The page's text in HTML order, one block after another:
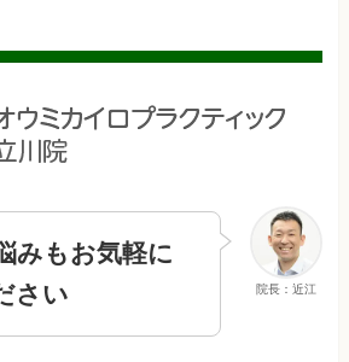
院長：近江
みもお気軽に
さい